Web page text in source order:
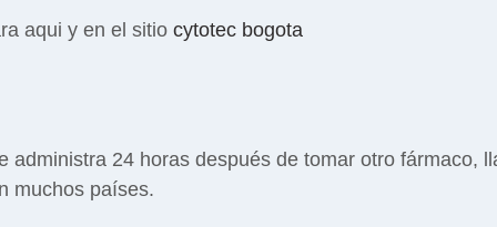
aqui y en el sitio cytotec bogota
administra 24 horas después de tomar otro fármaco,
muchos países.